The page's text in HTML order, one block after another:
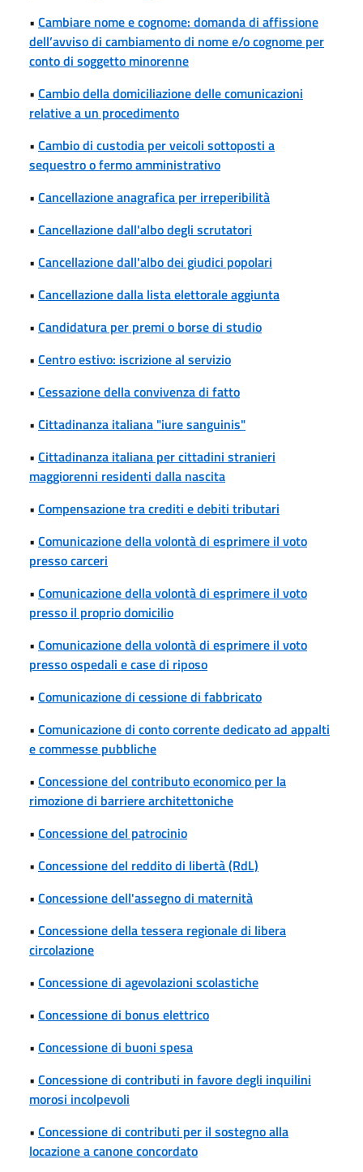
• Cambiare nome e cognome: domanda di affissione
dell’avviso di cambiamento di nome e/o cognome per
conto di soggetto minorenne
• Cambio della domiciliazione delle comunicazioni
relative a un procedimento
• Cambio di custodia per veicoli sottoposti a
sequestro o fermo amministrativo
• Cancellazione anagrafica per irreperibilità
• Cancellazione dall'albo degli scrutatori
• Cancellazione dall'albo dei giudici popolari
• Cancellazione dalla lista elettorale aggiunta
• Candidatura per premi o borse di studio
• Centro estivo: iscrizione al servizio
• Cessazione della convivenza di fatto
• Cittadinanza italiana "iure sanguinis"
• Cittadinanza italiana per cittadini stranieri
maggiorenni residenti dalla nascita
• Compensazione tra crediti e debiti tributari
• Comunicazione della volontà di esprimere il voto
presso carceri
• Comunicazione della volontà di esprimere il voto
presso il proprio domicilio
• Comunicazione della volontà di esprimere il voto
presso ospedali e case di riposo
• Comunicazione di cessione di fabbricato
• Comunicazione di conto corrente dedicato ad appalti
e commesse pubbliche
• Concessione del contributo economico per la
rimozione di barriere architettoniche
• Concessione del patrocinio
• Concessione del reddito di libertà (RdL)
• Concessione dell'assegno di maternità
• Concessione della tessera regionale di libera
circolazione
• Concessione di agevolazioni scolastiche
• Concessione di bonus elettrico
• Concessione di buoni spesa
• Concessione di contributi in favore degli inquilini
morosi incolpevoli
• Concessione di contributi per il sostegno alla
locazione a canone concordato